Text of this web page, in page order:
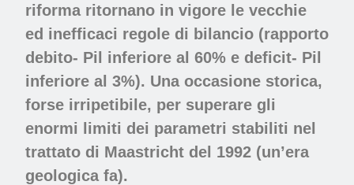
riforma ritornano in vigore le vecchie
ed inefficaci regole di bilancio (rapporto
debito- Pil inferiore al 60% e deficit- Pil
inferiore al 3%). Una occasione storica,
forse irripetibile, per superare gli
enormi limiti dei parametri stabiliti nel
trattato di Maastricht del 1992 (un’era
geologica fa).